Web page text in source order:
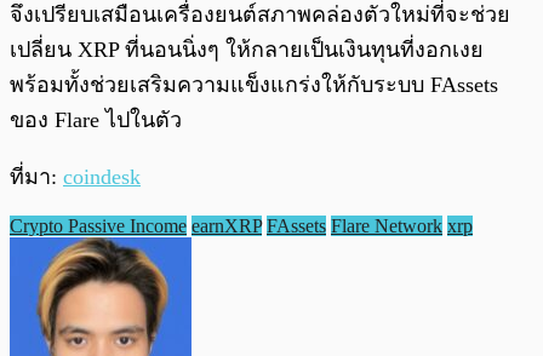
จึงเปรียบเสมือนเครื่องยนต์สภาพคล่องตัวใหม่ที่จะช่วย
เปลี่ยน XRP ที่นอนนิ่งๆ ให้กลายเป็นเงินทุนที่งอกเงย
พร้อมทั้งช่วยเสริมความแข็งแกร่งให้กับระบบ FAssets
ของ Flare ไปในตัว
ที่มา: coindesk
Crypto Passive Income earnXRP FAssets Flare Network xrp